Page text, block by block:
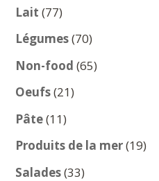
Lait 7777
produits
Légumes 7070
produits
Non-food 6565
Oeufs 2121
Pâte 1111
produits
Produits de la mer 1919
Salades 3333